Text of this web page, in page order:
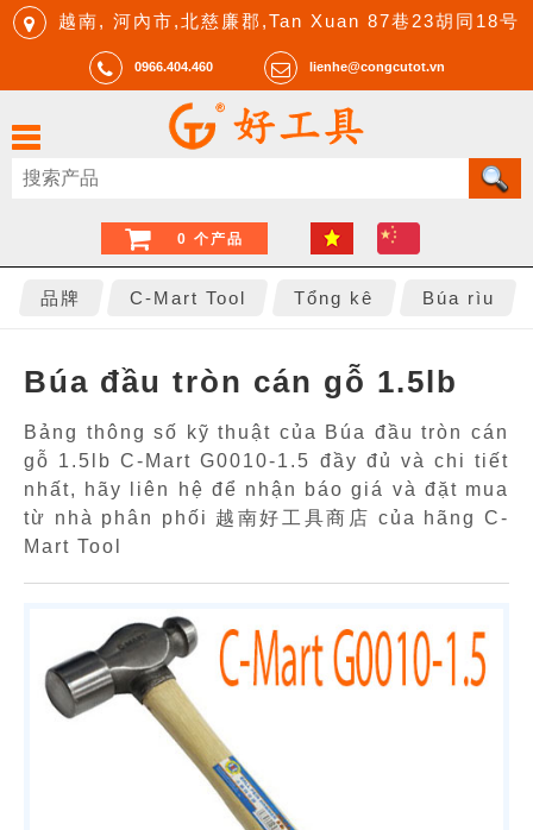
越南, 河內市,北慈廉郡,Tan Xuan 87巷23胡同18号
0966.404.460 lienhe@congcutot.vn
0 个产品
品牌 C-Mart Tool Tổng kê Búa rìu
Búa đầu tròn cán gỗ 1.5lb
Bảng thông số kỹ thuật của Búa đầu tròn cán
gỗ 1.5lb C-Mart G0010-1.5 đầy đủ và chi tiết
nhất, hãy liên hệ để nhận báo giá và đặt mua
từ nhà phân phối 越南好工具商店 của hãng C-
Mart Tool